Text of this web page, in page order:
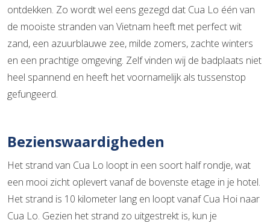
ontdekken. Zo wordt wel eens gezegd dat Cua Lo één van
de mooiste stranden van Vietnam heeft met perfect wit
zand, een azuurblauwe zee, milde zomers, zachte winters
en een prachtige omgeving. Zelf vinden wij de badplaats niet
heel spannend en heeft het voornamelijk als tussenstop
gefungeerd.
Bezienswaardigheden
Het strand van Cua Lo loopt in een soort half rondje, wat
een mooi zicht oplevert vanaf de bovenste etage in je hotel.
Het strand is 10 kilometer lang en loopt vanaf Cua Hoi naar
Cua Lo. Gezien het strand zo uitgestrekt is, kun je